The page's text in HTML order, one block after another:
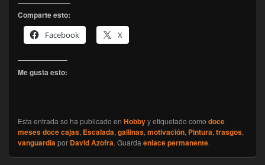
Comparte esto:
Facebook
X
Me gusta esto:
Esta entrada se ha publicado en Hobbyy etiquetado como doce
meses doce cajas, Escalada, gallinas, motivación, Pintura, trasgos,
vanguardia por David Azofra. Guarda enlace permanente.